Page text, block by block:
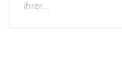
ihrer...